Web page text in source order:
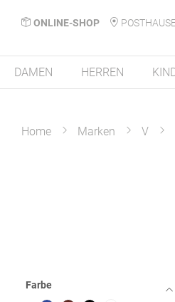
ONLINE-SHOP
DAMEN HERREN
Home Marken V
Farbe